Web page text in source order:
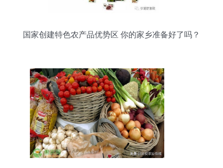
国家创建特色农产品优势区 你的家乡准备好了吗？